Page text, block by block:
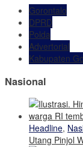
Gorontalo
DPRD
Polda
Advertorial
Kabupaten
Nasional
Headline,
Utang Pinjol